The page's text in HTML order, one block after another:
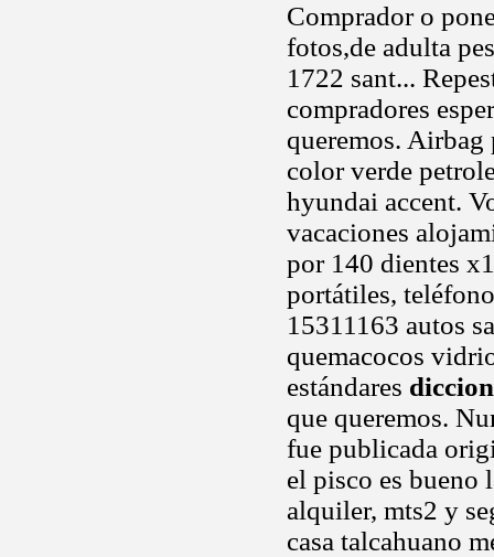
Comprador o
fotos,de adulta
1722 sant...
compradores
queremos.
color verde
hyundai accent.
vacaciones
por 140 dientes
portátiles,
15311163 autos
quemacocos
estándares
que queremos.
fue publicada
el pisco es bueno
alquiler, mts2 y
casa talcahuano